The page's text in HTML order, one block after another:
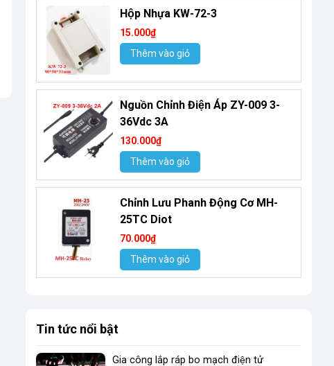
Hộp Nhựa KW-72-3
15.000₫
Thêm vào giỏ
Nguồn Chỉnh Điện Áp ZY-009 3-
36Vdc 3A
130.000₫
Thêm vào giỏ
Chỉnh Lưu Phanh Động Cơ MH-
25TC Diot
70.000₫
Thêm vào giỏ
Tin tức nổi bật
Gia công lắp ráp bo mạch điện tử